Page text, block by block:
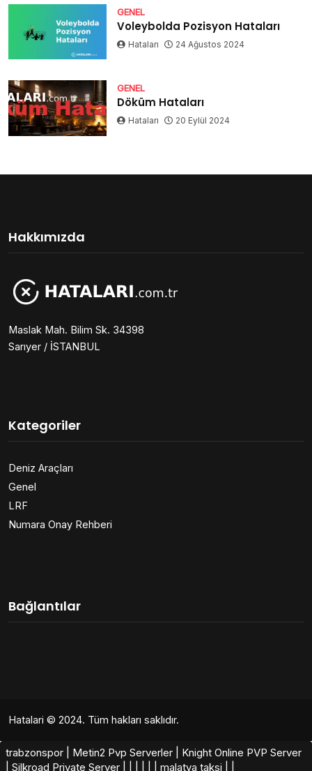
GENEL
Voleybolda Pozisyon Hataları
Hataları 24 Ağustos 2024
GENEL
Döküm Hataları
Hataları 20 Eylül 2024
Hakkımızda
Maslak Mah. Bilim Sk. 34398
Sarıyer / İSTANBUL
Kategoriler
Deniz Araçları
Genel
LRF
Numara Onay Rehberi
Bağlantılar
Hatalari © 2024. Tüm hakları saklıdır.
trabzonspor Metin2 Pvp Serverler
Knight Online PVP Server
Silkroad Private Server malatya taksi